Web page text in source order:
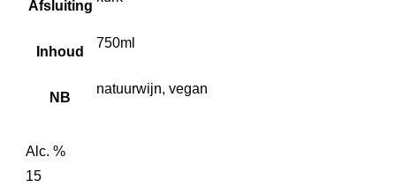
Afsluiting
Inhoud
750ml
NB
natuurwijn, vegan
Alc. %
15